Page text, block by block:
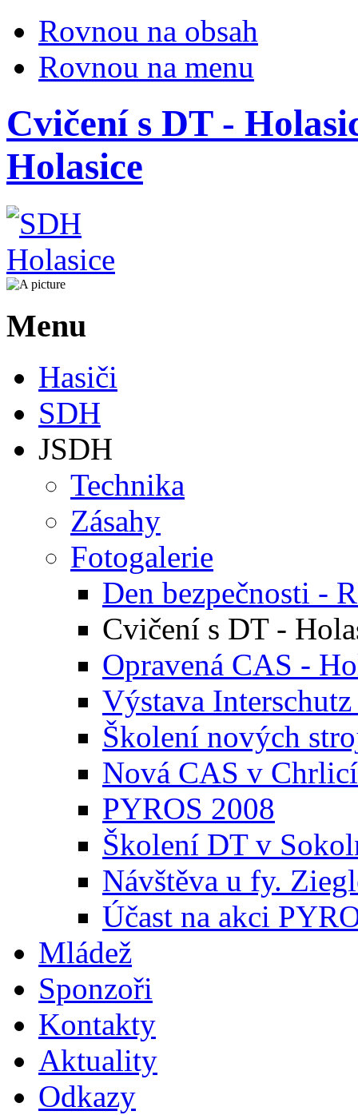
Rovnou na obsah
Rovnou na menu
Cvičení s DT -
Holasice
Menu
Hasiči
SDH
JSDH
Technika
Zásahy
Fotogalerie
Den bezpečnosti -
Cvičení s DT -
Opravená CAS -
Výstava
Školení nových
Nová CAS v
PYROS 2008
Školení DT v
Návštěva u fy.
Účast na akci
Mládež
Sponzoři
Kontakty
Aktuality
Odkazy